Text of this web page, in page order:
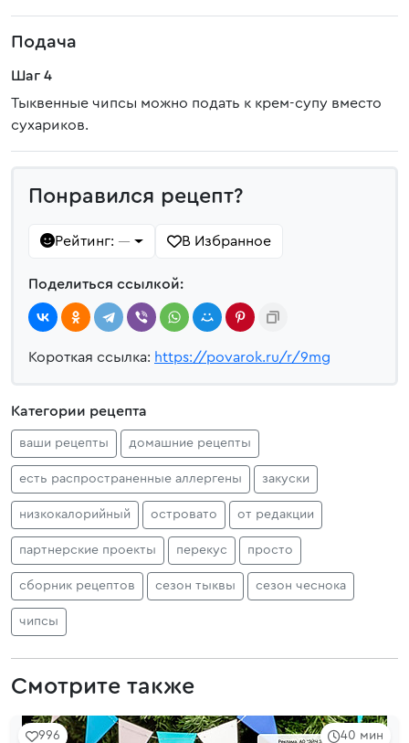
Подача
Шаг 4
Тыквенные чипсы можно подать к крем-супу вместо
сухариков.
Понравился рецепт?
Рейтинг: — В Избранное
Поделиться ссылкой:
Короткая ссылка: https://povarok.ru/r/9mg
Категории рецепта
ваши рецепты домашние рецепты
есть распространенные аллергены закуски
низкокалорийный островато от редакции
партнерские проекты перекус просто
сборник рецептов сезон тыквы сезон чеснока
чипсы
Смотрите также
40 мин
996